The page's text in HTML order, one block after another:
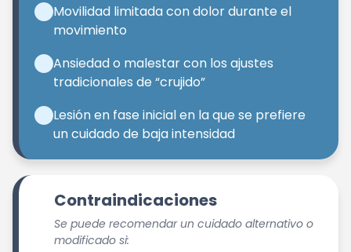
Movilidad limitada con dolor durante el
movimiento
Ansiedad o malestar con los ajustes
tradicionales de “crujido”
Lesión en fase inicial en la que se prefiere
un cuidado de baja intensidad
Contraindicaciones
Se puede recomendar un cuidado alternativo o
modificado si: